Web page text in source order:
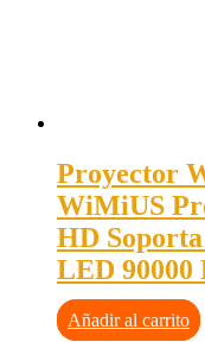
Proyector
WiMiUS
HD
LED
Añadir al carrito